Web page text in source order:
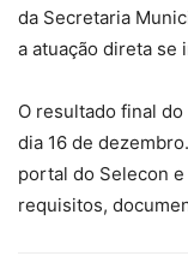
da Secretaria
a atuação direta se
O resultado final
dia 16 de
portal do Selecon
requisitos,